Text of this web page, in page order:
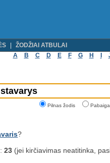
ŽODŽIAI ATBULAI
A
B C D E F G H
Pilnas žodis
?
23 (jei kirčiavimas neatitinka,